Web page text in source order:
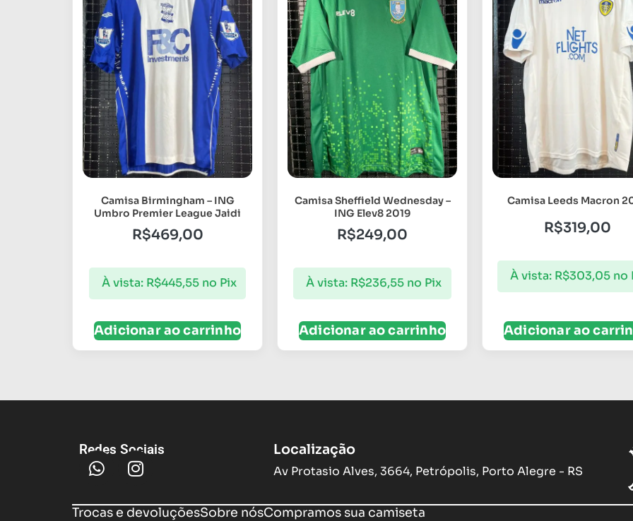
Camisa Birmingham – ING
Umbro Premier League Jaidi
R$469,00
À vista: R$445,55 no Pix
Adicionar ao carrinho
Camisa Sheffield Wednesday –
ING Elev8 2019
R$249,00
À vista: R$236,55 no Pix
Adicionar ao carrinho
Camisa Leeds Macron
R$319,00
À vista: R$303,05 no
Adicionar ao
Redes Sociais Localização
Av Protasio Alves, 3664, Petrópolis, Porto Alegre - RS
Trocas e devoluçõesSobre nósCompramos sua camiseta